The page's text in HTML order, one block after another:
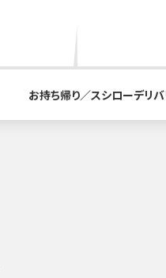
お持ち帰り／スシローデリ